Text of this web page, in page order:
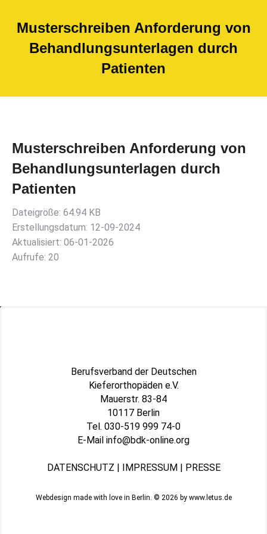
Musterschreiben Anforderung von
Behandlungsunterlagen durch
Patienten
Musterschreiben Anforderung von
Behandlungsunterlagen durch
Patienten
Dateigröße: 64.94 KB
Erstellungsdatum: 12-09-2024
Aktualisiert: 06-01-2026
Aufrufe: 20
Berufsverband der Deutschen
Kieferorthopäden e.V.
Mauerstr. 83-84
10117 Berlin
Tel. 030-519 999 74-0
E-Mail info@bdk-online.org
DATENSCHUTZ | IMPRESSUM| PRESSE
Webdesign made with love in Berlin. © 2026 by www.letus.de